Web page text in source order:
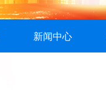
新闻中心